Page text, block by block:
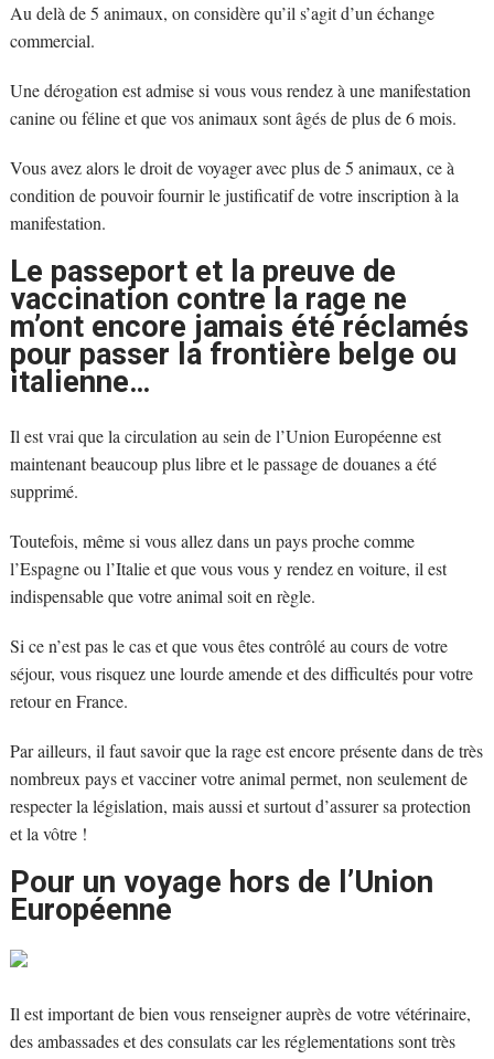
Au delà de 5 animaux, on considère qu’il s’agit d’un échange
commercial.
Une dérogation est admise si vous vous rendez à une manifestation
canine ou féline et que vos animaux sont âgés de plus de 6 mois.
Vous avez alors le droit de voyager avec plus de 5 animaux, ce à
condition de pouvoir fournir le justificatif de votre inscription à la
manifestation.
Le passeport et la preuve de
vaccination contre la rage ne
m’ont encore jamais été réclamés
pour passer la frontière belge ou
italienne…
Il est vrai que la circulation au sein de l’Union Européenne est
maintenant beaucoup plus libre et le passage de douanes a été
supprimé.
Toutefois, même si vous allez dans un pays proche comme
l’Espagne ou l’Italie et que vous vous y rendez en voiture, il est
indispensable que votre animal soit en règle.
Si ce n’est pas le cas et que vous êtes contrôlé au cours de votre
séjour, vous risquez une lourde amende et des difficultés pour votre
retour en France.
Par ailleurs, il faut savoir que la rage est encore présente dans de très
nombreux pays et vacciner votre animal permet, non seulement de
respecter la législation, mais aussi et surtout d’assurer sa protection
et la vôtre !
Pour un voyage hors de l’Union
Européenne
Il est important de bien vous renseigner auprès de votre vétérinaire,
des ambassades et des consulats car les réglementations sont très